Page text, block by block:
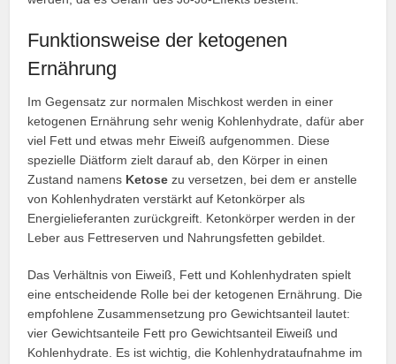
Funktionsweise der ketogenen
Ernährung
Im Gegensatz zur normalen Mischkost werden in einer
ketogenen Ernährung sehr wenig Kohlenhydrate, dafür aber
viel Fett und etwas mehr Eiweiß aufgenommen. Diese
spezielle Diätform zielt darauf ab, den Körper in einen
Zustand namens Ketose zu versetzen, bei dem er anstelle
von Kohlenhydraten verstärkt auf Ketonkörper als
Energielieferanten zurückgreift. Ketonkörper werden in der
Leber aus Fettreserven und Nahrungsfetten gebildet.
Das Verhältnis von Eiweiß, Fett und Kohlenhydraten spielt
eine entscheidende Rolle bei der ketogenen Ernährung. Die
empfohlene Zusammensetzung pro Gewichtsanteil lautet:
vier Gewichtsanteile Fett pro Gewichtsanteil Eiweiß und
Kohlenhydrate. Es ist wichtig, die Kohlenhydrataufnahme im